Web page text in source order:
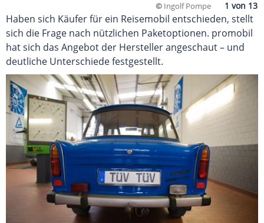
© Ingolf Pompe
Haben sich Käufer für ein Reisemobil entschieden, stellt
sich die Frage nach nützlichen Paketoptionen. promobil
hat sich das Angebot der Hersteller angeschaut – und
deutliche Unterschiede festgestellt.